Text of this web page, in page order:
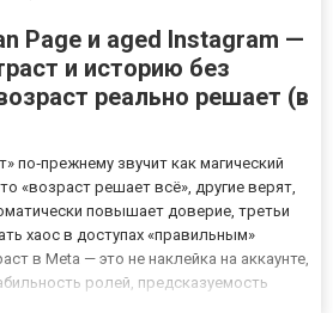
Page и aged Instagram —
и историю без
реально решает (в
по‑прежнему звучит как магический
«возраст решает всё», другие верят,
повышает доверие, третьи
хаос в доступах «правильным»
в Meta — это не наклейка на аккаунте,
ролей, предсказуемость